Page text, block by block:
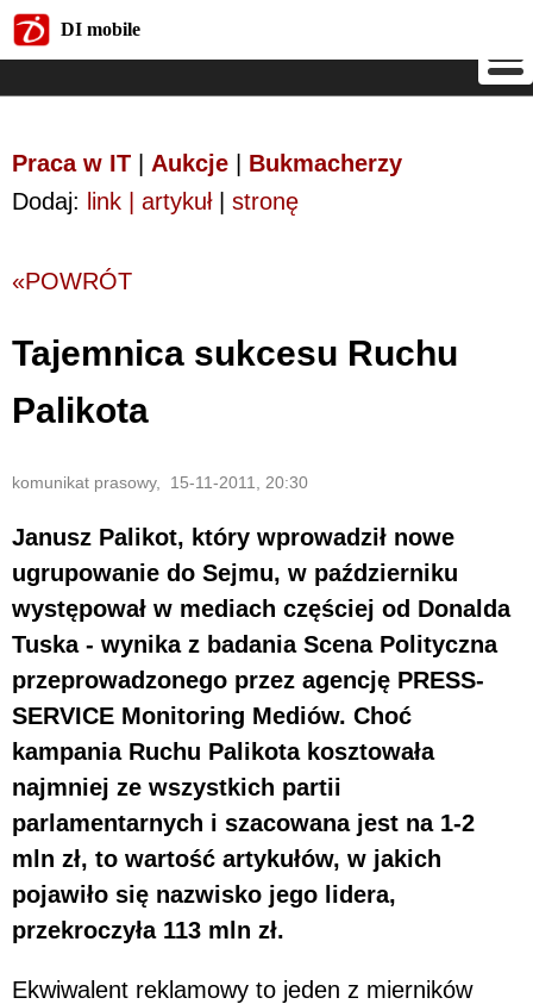
DI mobile
Praca w IT Aukcje
Bukmacherzy
Dodaj: link | artykuł| stronę
«POWRÓT
Tajemnica sukcesu Ruchu
Palikota
komunikat prasowy, 15-11-2011, 20:30
Janusz Palikot, który wprowadził nowe
ugrupowanie do Sejmu, w październiku
występował w mediach częściej od Donalda
Tuska - wynika z badania Scena Polityczna
przeprowadzonego przez agencję PRESS-
SERVICE Monitoring Mediów. Choć
kampania Ruchu Palikota kosztowała
najmniej ze wszystkich partii
parlamentarnych i szacowana jest na 1-2
mln zł, to wartość artykułów, w jakich
pojawiło się nazwisko jego lidera,
przekroczyła 113 mln zł.
Ekwiwalent reklamowy to jeden z mierników
DI mobile